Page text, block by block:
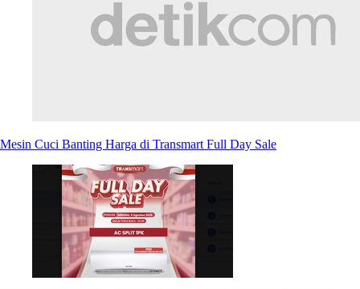
Mesin Cuci Banting Harga di Transmart Full Day Sale